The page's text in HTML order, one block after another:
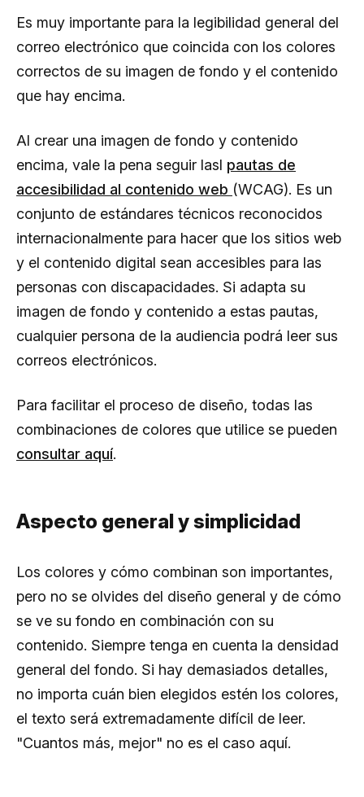
Es muy importante para la legibilidad general del
correo electrónico que coincida con los colores
correctos de su imagen de fondo y el contenido
que hay encima.
Al crear una imagen de fondo y contenido
encima, vale la pena seguir lasl pautas de
accesibilidad al contenido web (WCAG). Es un
conjunto de estándares técnicos reconocidos
internacionalmente para hacer que los sitios web
y el contenido digital sean accesibles para las
personas con discapacidades. Si adapta su
imagen de fondo y contenido a estas pautas,
cualquier persona de la audiencia podrá leer sus
correos electrónicos.
Para facilitar el proceso de diseño, todas las
combinaciones de colores que utilice se pueden
consultar aquí.
Aspecto general y simplicidad
Los colores y cómo combinan son importantes,
pero no se olvides del diseño general y de cómo
se ve su fondo en combinación con su
contenido. Siempre tenga en cuenta la densidad
general del fondo. Si hay demasiados detalles,
no importa cuán bien elegidos estén los colores,
el texto será extremadamente difícil de leer.
"Cuantos más, mejor" no es el caso aquí.